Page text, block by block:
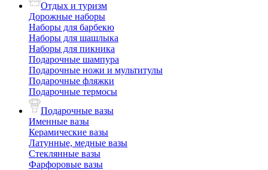
Отдых и туризм
Дорожные наборы
Наборы для барбекю
Наборы для шашлыка
Наборы для пикника
Подарочные шампура
Подарочные ножи и мультитулы
Подарочные фляжки
Подарочные термосы
Подарочные вазы
Именные вазы
Керамические вазы
Латунные, медные вазы
Стеклянные вазы
Фарфоровые вазы